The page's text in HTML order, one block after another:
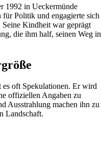
1992 in Ueckermünde
für Politik und engagierte sich
Seine Kindheit war geprägt
die ihm half, seinen Weg in
oft Spekulationen. Er wird
offiziellen Angaben zu
Ausstrahlung machen ihn zu
Landschaft.